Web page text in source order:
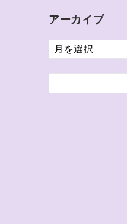
アーカイブ
ア
ー
ブ